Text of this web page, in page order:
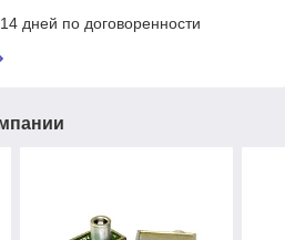
дней по договоренности